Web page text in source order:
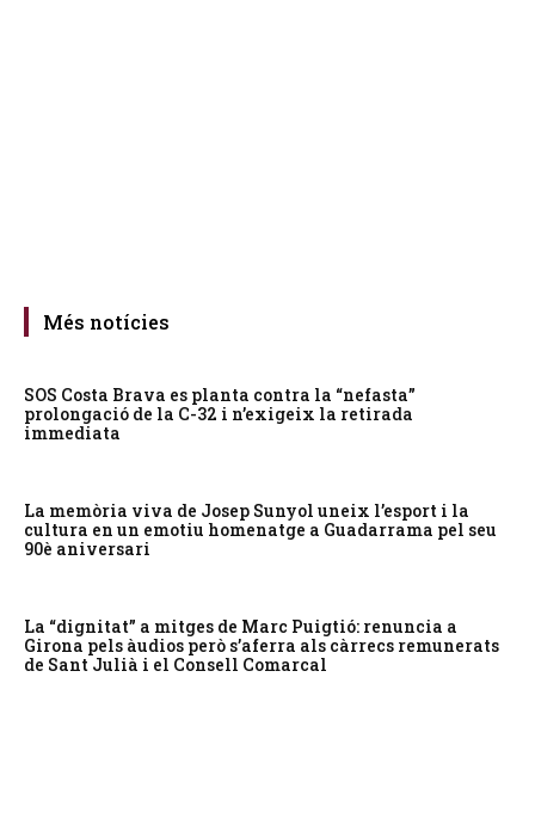
Més notícies
SOS Costa Brava es planta contra la “nefasta”
prolongació de la C-32 i n’exigeix la retirada
immediata
La memòria viva de Josep Sunyol uneix l’esport i la
cultura en un emotiu homenatge a Guadarrama pel seu
90è aniversari
La “dignitat” a mitges de Marc Puigtió: renuncia a
Girona pels àudios però s’aferra als càrrecs remunerats
de Sant Julià i el Consell Comarcal